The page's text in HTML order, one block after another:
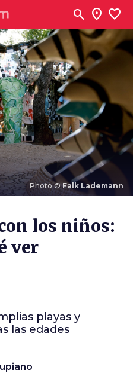
search location_on favorite
Photo © Falk Lademann
los niños:
ver
playas y
las edades